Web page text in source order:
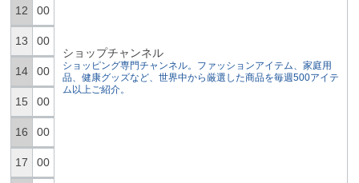
ショップチャンネル
ショッピング専門チャンネル。ファッションアイテム、家庭用
品、健康グッズなど、世界中から厳選した商品を毎週500アイテ
ム以上ご紹介。
12 00
13 00
14 00
15 00
16 00
17 00